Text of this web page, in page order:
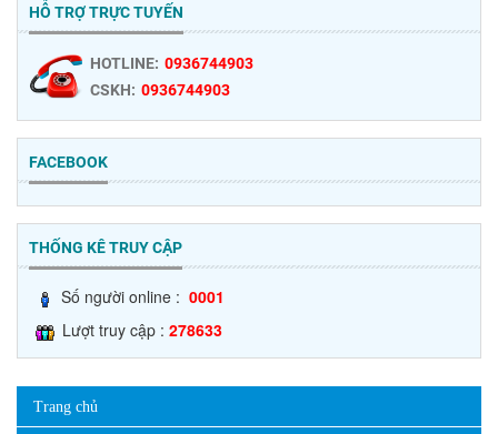
HỖ TRỢ TRỰC TUYẾN
HOTLINE: 0936744903
CSKH: 0936744903
FACEBOOK
THỐNG KÊ TRUY CẬP
Số người online : 0001
Lượt truy cập : 278633
Trang chủ